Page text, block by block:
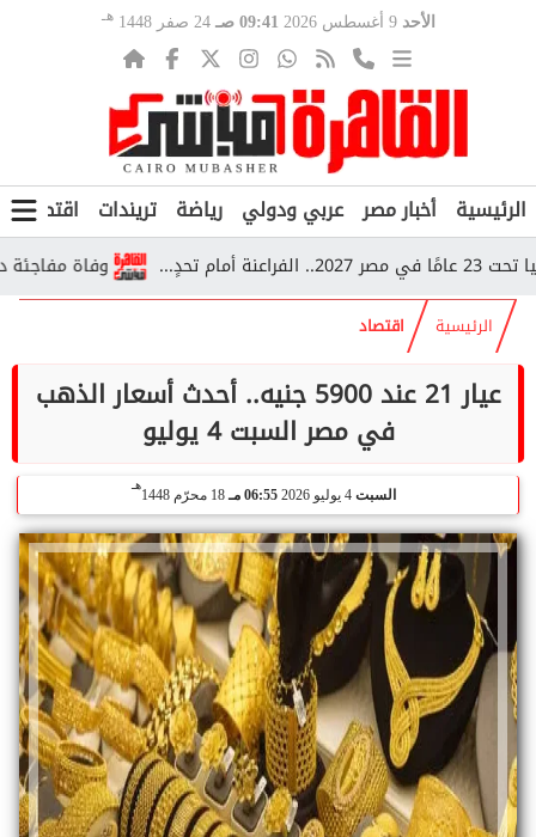
الأحد 9 أغسطس 2026 09:41 صـ 24 صفر 1448 هـ
الرئيسية أخبار مصر عربي ودولي رياضة تريندات اقتصاد
وفاة مفاجئة داخل قطار بأسيوط.. 5 أطفال
الرئيسية اقتصاد
عيار 21 عند 5900 جنيه.. أحدث أسعار الذهب
في مصر السبت 4 يوليو
السبت 4 يوليو 2026 06:55 مـ 18 محرّم 1448
هـ